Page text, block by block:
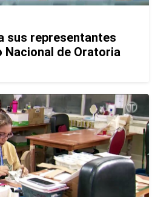
sus representantes
Nacional de Oratoria